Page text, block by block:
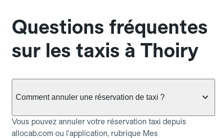
Questions fréquentes
sur les taxis à Thoiry
Comment annuler une réservation de taxi ?
Vous pouvez annuler votre réservation taxi depuis
allocab.com ou l'application, rubrique Mes